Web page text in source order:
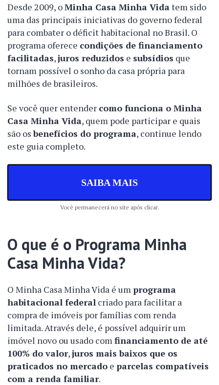
Desde 2009, oMinha Casa Minha Vida tem sido
uma das principais iniciativas do governo federal
para combater o déficit habitacional no Brasil. O
programa oferece condições de financiamento
facilitadas,juros reduzidos e subsídios que
tornam possível o sonho da casa própria para
milhões de brasileiros.
Se você quer entender como funciona o Minha
Casa Minha Vida, quem pode participar e quais
são osbenefícios do programa, continue lendo
este guia completo.
SAIBA MAIS
Você permanecerá no site após clicar.
O que é o Programa Minha
Casa Minha Vida?
O Minha Casa Minha Vida é um programa
habitacional federal criado para facilitar a
compra de imóveis por famílias com renda
limitada. Através dele, é possível adquirir um
imóvel novo ou usado com financiamento de até
100% do valor,juros mais baixos que os
praticados no mercado e parcelas compatíveis
com a renda familiar.